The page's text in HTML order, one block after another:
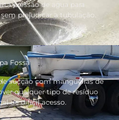
pressão de água para
prejudicar a tubulação.
Fossa
sucção com mangueiras de
qualquer tipo de resíduo
de difícil acesso.